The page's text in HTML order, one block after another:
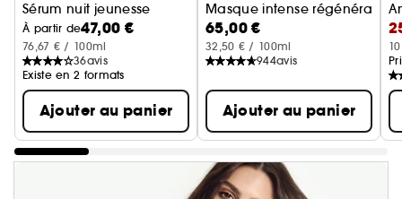
Sérum nuit jeunesse
À partir de47,00 €
76,67 € / 100ml
36avis
Existe en 2 formats
Ajouter au panier
Masque intense régénérant
65,00 €
32,50 € / 100ml
944avis
Ajouter au panier